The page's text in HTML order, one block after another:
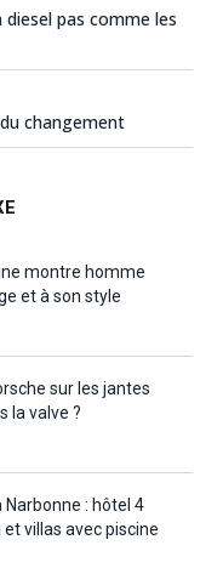
diesel pas comme les
changement
montre homme
et à son style
sur les jantes
la valve ?
: hôtel 4
villas avec piscine